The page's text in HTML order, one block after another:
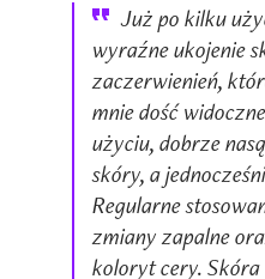
Już po kilku
wyraźne ukojenie
zaczerwienień,
mnie dość
użyciu, dobrze
skóry, a
Regularne
zmiany zapalne
koloryt cery.